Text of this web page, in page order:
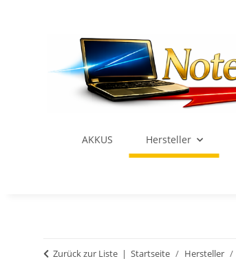
AKKUS Hersteller
Zurück zur Liste Startseite Hersteller